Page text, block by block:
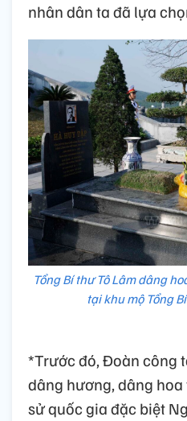
nhân dân ta đã lựa
Tổng Bí thư Tô Lâm dâng
tại khu mộ Tổng
*Trước đó, Đoàn công
dâng hương, dâng
sử quốc gia đặc biệt